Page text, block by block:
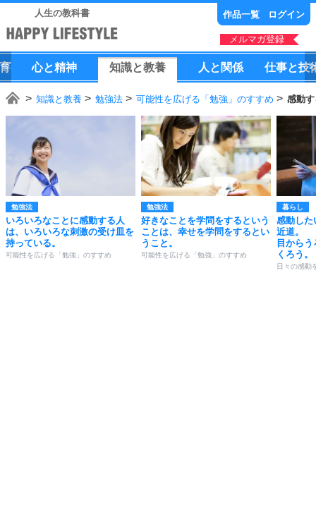
人生の教科書 作品一覧 ログイン
メルマガ登録
心と精神 知識と教養 人 と 関係 仕事と技
知識と教養 勉強法 可能性を広げる「勉強」のすすめ 感動
勉強法
いろいろなことに感動する人
は、いろいろな刺激の受け皿を
持っている。
可能性を広げる「勉強」のすすめ
勉強法
好きなことを学問をするという
ことは、幸せを学問をするとい
うこと。
可能性を広げる「勉強」のすすめ
暮らし
感動した
近道。
目から
くろう。
日々の感動